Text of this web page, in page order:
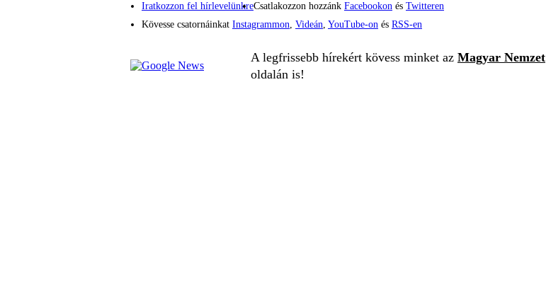
Iratkozzon fel hírlevelünkreCsatlakozzon hozzánk Facebookon és Twitteren
Kövesse csatornáinkat Instagrammon, Videán, YouTube-on és RSS-en
A legfrissebb hírekért kövess minket az Magyar Nemzet
oldalán is!